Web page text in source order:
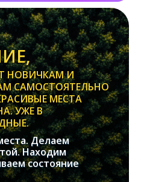
НОВИЧКАМ И
САМОСТОЯТЕЛЬНО
МЕСТА
УЖЕ В
Делаем
Находим
состояние